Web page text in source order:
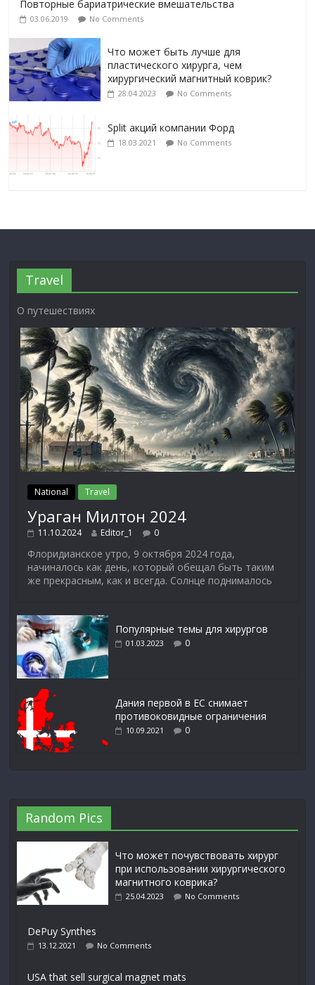
Повторные бариатрические вмешательства
03.06.2019 No Comments
Что может быть лучше для
пластического хирурга, чем
хирургический магнитный коврик?
28.04.2023 No Comments
Split акций компании Форд
18.03.2021 No Comments
Travel
О путешествиях
National Travel
Ураган Милтон 2024
11.10.2024 Editor_1 0
Флоридианское утро, 9 октября 2024 года,
начиналось как день, который обещал быть таким
же прекрасным, как и всегда. Солнце поднималось
Популярные темы для хирургов
01.03.2023 0
Дания первой в ЕС снимает
противоковидные ограничения
10.09.2021 0
Random Pics
Что может почувствовать хирург
при использовании хирургического
магнитного коврика?
25.04.2023 No Comments
DePuy Synthes
13.12.2021 No Comments
USA that sell surgical magnet mats